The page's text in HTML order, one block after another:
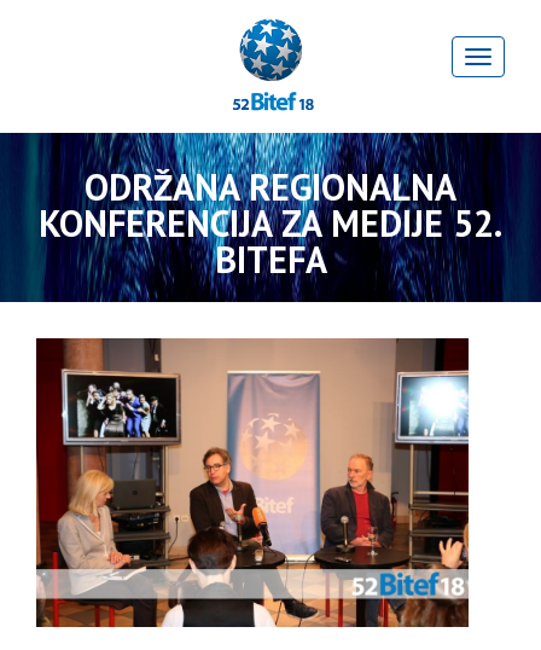
ODRŽANA REGIONALNA
KONFERENCIJA ZA MEDIJE 52.
BITEFA